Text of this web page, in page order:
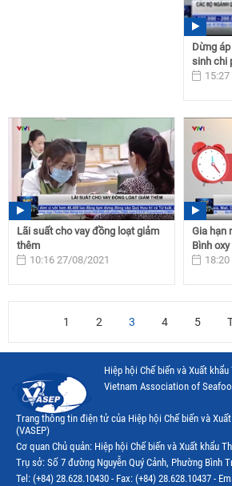
Dừng
sinh chi
Lãi suất cho vay đồng loạt giảm
thêm
10:16 27/08/2021
Gia hạn
Bình
1 2 3 4 5
Hiệp hội Chế biến và Xuất
Vietnam Association of
Trang thông tin điện tử của Hiệp hội Chế biến và
(VASEP)
Cơ quan Chủ quản: Hiệp hội Chế biến và Xuất khẩu
Trụ sở: Số 7 đường Nguyễn Quý Cảnh, Phường Bình
Tel: (+84) 28.628.10430 - Fax: (+84) 28.628.10437 -